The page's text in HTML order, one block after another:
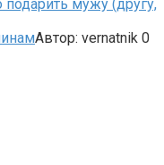
мужу (другу,
Автор: vernatnik 0